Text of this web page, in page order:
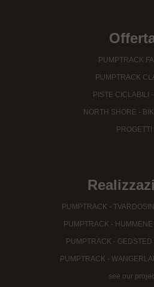
PUMPTRACK
PUMPTRACK
PISTE CICLABILI
NORTH SHORE -
PROGETTI
PUMPTRACK -
PUMPTRACK -
PUMPTRACK -
PUMPTRACK -
see our